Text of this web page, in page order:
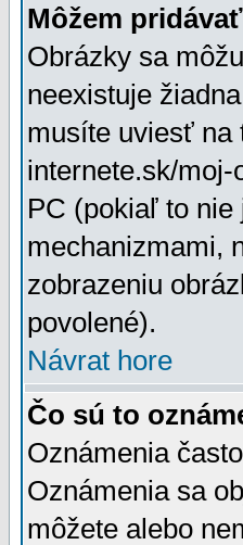
Môžem
Obrázky sa
neexistuje
musíte uviesť na
internete.sk/
PC (pokiaľ to
mechanizmami,
zobrazeniu
povolené).
Návrat hore
Čo sú to
Oznámenia
Oznámenia sa
môžete alebo